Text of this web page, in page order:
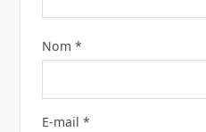
Nom *
E-mail *